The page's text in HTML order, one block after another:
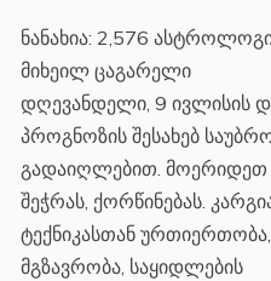
ნანახია: 2,576
მიხეილ ცაგარელი
დღევანდელი, 9 ივლისის
პროგნოზის შესახებ
გადაიღლებით. მოერიდეთ
შეჭრას, ქორწინებას.
ტექნიკასთან ურთიერთობა,
მგზავრობა, საყიდლების